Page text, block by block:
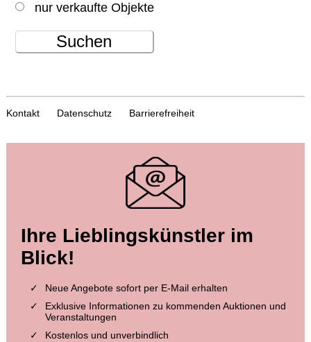
nur verkaufte Objekte
Suchen
Kontakt Datenschutz Barrierefreiheit
Ihre Lieblingskünstler im
Blick!
Neue Angebote sofort per E-Mail erhalten
Exklusive Informationen zu kommenden Auktionen und
Veranstaltungen
Kostenlos und unverbindlich